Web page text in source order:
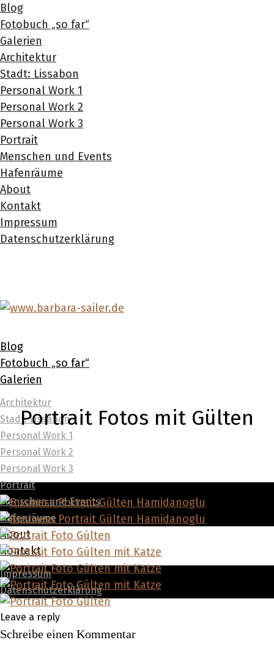
Blog
Fotobuch „so far“
Galerien
Architektur
Stadt: Lissabon
Personal Work 1
Personal Work 2
Personal Work 3
Portrait
Menschen und Events
Hafenräume
About
Kontakt
Impressum
Datenschutzerklärung
Blog
Fotobuch „so far“
Galerien
Architektur
Stadt: Lissabon
Personal Work 1
Personal Work 2
Personal Work 3
Portrait
Menschen und Events
Hafenräume
About
Kontakt
Impressum
Datenschutzerklärung
Portrait Fotos mit Gülten
Leave a reply
Schreibe einen Kommentar